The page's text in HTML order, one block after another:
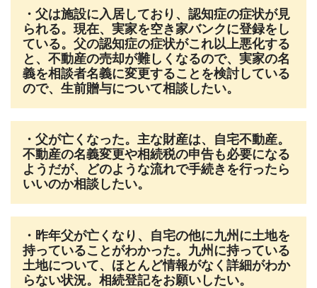
・父は施設に入居しており、認知症の症状が見
られる。現在、実家を空き家バンクに登録をし
ている。父の認知症の症状がこれ以上悪化する
と、不動産の売却が難しくなるので、実家の名
義を相談者名義に変更することを検討している
ので、生前贈与について相談したい。
・父が亡くなった。主な財産は、自宅不動産。
不動産の名義変更や相続税の申告も必要になる
ようだが、どのような流れで手続きを行ったら
いいのか相談したい。
・昨年父が亡くなり、自宅の他に九州に土地を
持っていることがわかった。九州に持っている
土地について、ほとんど情報がなく詳細がわか
らない状況。相続登記をお願いしたい。